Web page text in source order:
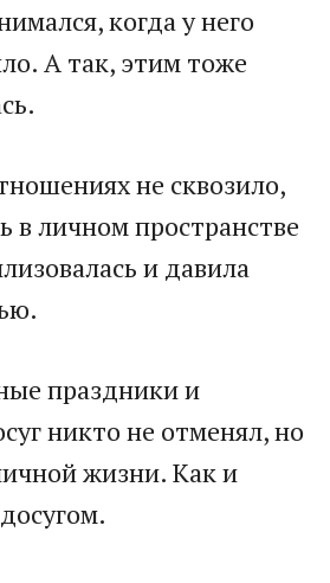
когда у него
А так, этим тоже
не сквозило,
в личном пространстве
и давила
праздники и
никто не отменял, но
жизни. Как и